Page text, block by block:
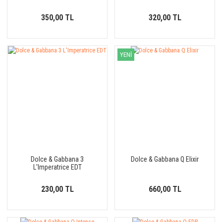
350,00 TL 320,00 TL
Dolce & Gabbana 3
L'Imperatrice EDT
230,00 TL
YENİ
Dolce & Gabbana Q Elixir
660,00 TL